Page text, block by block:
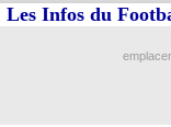
Les Infos du